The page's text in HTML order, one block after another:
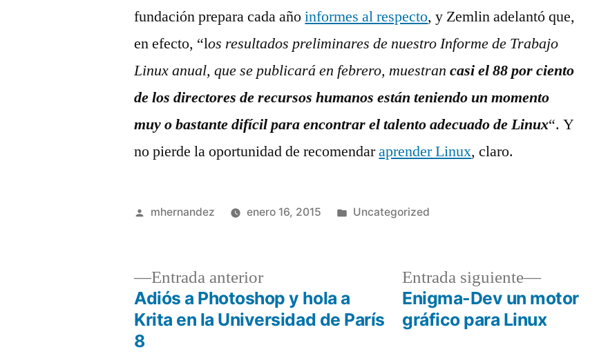
fundación prepara cada añoinformes al respecto, y Zemlin adelantó que,
en efecto, “los resultados preliminares de nuestro Informe de Trabajo
Linux anual, que se publicará en febrero, muestrancasi el 88 por ciento
de los directores de recursos humanos están teniendo un momento
muy o bastante difícil para encontrar el talento adecuado de Linux“. Y
no pierde la oportunidad de recomendaraprender Linux, claro.
Publicado
mhernandez enero 16, 2015
Publicado
Uncategorized
Navegación
Entrada anteriorEntrada
anterior:
Adiós a Photoshop y hola a
Krita en la Universidad de París
8
Entrada siguiente
Entrada
siguiente:
Enigma-Dev un motor
gráfico para Linux